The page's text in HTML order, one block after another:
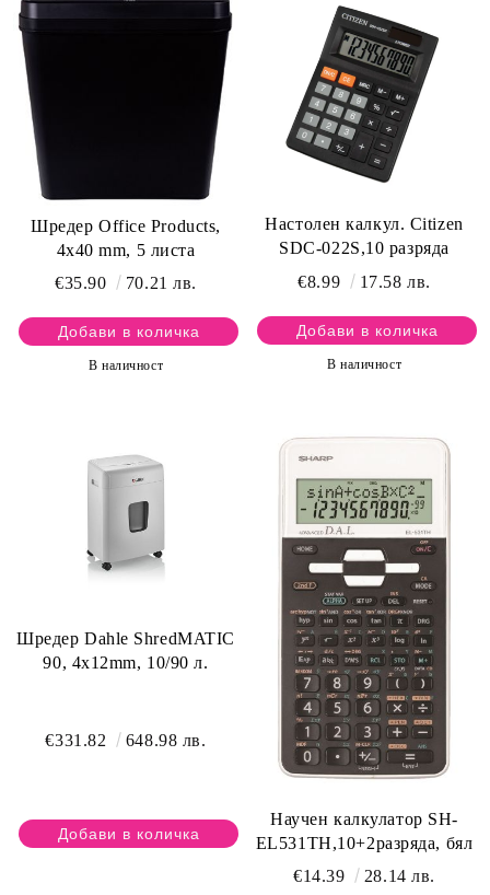
Шредер Office Products,
4х40 mm, 5 листа
€35.90
70.21 лв.
В наличност
Настолен калкул. Citizen
SDC-022S,10 разряда
€8.99
17.58 лв.
В наличност
Шредер Dahle ShredMATIC
90, 4х12mm, 10/90 л.
€331.82 648.98 лв.
Научен калкулатор SH-
EL531TH,10+2разряда, бял
€14.39
28.14 лв.